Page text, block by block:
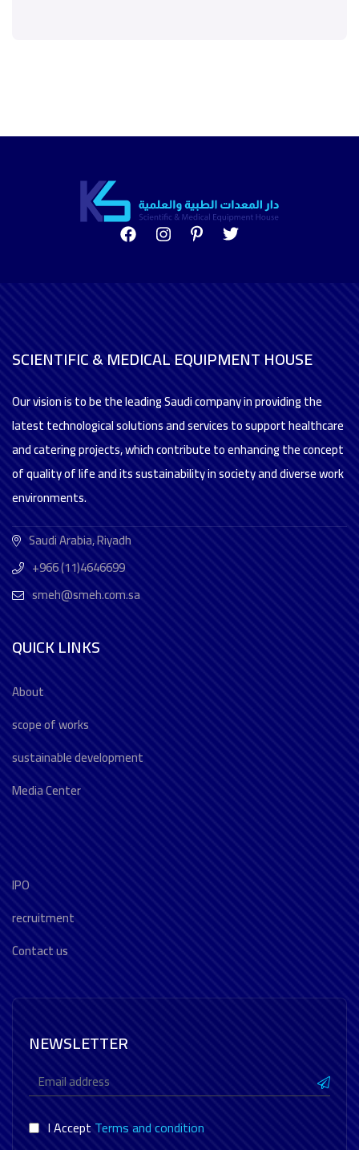
SCIENTIFIC & MEDICAL EQUIPMENT HOUSE
Our vision is to be the leading Saudi company in providing the
latest technological solutions and services to support healthcare
and catering projects, which contribute to enhancing the concept
of quality of life and its sustainability in society and diverse work
environments.
Saudi Arabia, Riyadh
+966 (11)4646699
smeh@smeh.com.sa
QUICK LINKS
About
scope of works
sustainable development
Media Center
IPO
recruitment
Contact us
NEWSLETTER
I Accept Terms and condition